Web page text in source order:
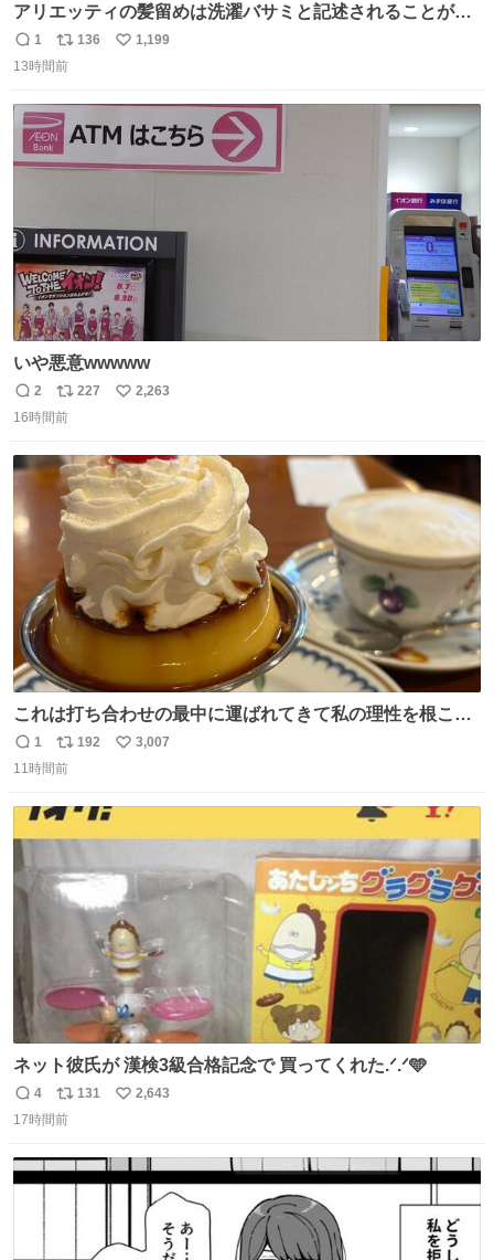
アリエッティの髪留めは洗濯バサミと記述されることが多
いですが、もっと小さいプラスチックのクリップです。 バ
ネは使いやすいように強度を調整してあるはず。
返
信
1
リ
ポ
ト
数
136
い
1,199
13時間前
いや悪意wwwww
返
信
2
リ
ポ
ト
数
227
い
数
2,263
16時間前
これは打ち合わせの最中に運ばれてきて私の理性を根こそ
ぎ奪い去ったプリンの写真です。
返
信
1
リ
ポ
ト
数
192
い
3,007
11時間前
ネット彼氏が 漢検3級合格記念で 買ってくれた.ᐟ.ᐟ🩵
返
信
4
リ
ポ
ト
131
い
数
2,643
17時間前